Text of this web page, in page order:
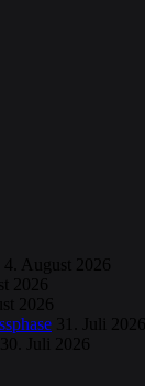
4. August 2026
2026
2026
31. Juli 2026
30. Juli 2026